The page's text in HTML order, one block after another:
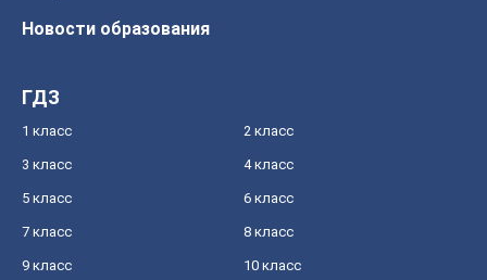
Новости образования
ГДЗ
1 класс 2 класс
3 класс 4 класс
5 класс 6 класс
7 класс 8 класс
9 класс 10 класс